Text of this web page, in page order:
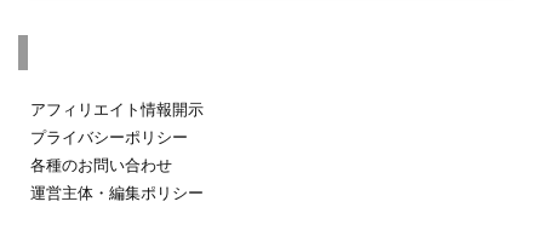
アフィリエイト情報開示
プライバシーポリシー
各種のお問い合わせ
運営主体・編集ポリシー